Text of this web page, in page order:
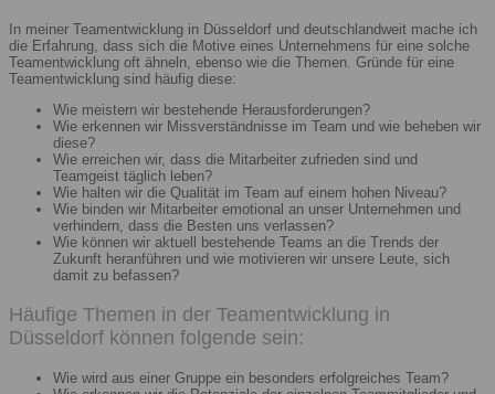
In meiner Teamentwicklung in Düsseldorf und deutschlandweit mache ich
die Erfahrung, dass sich die Motive eines Unternehmens für eine solche
Teamentwicklung oft ähneln, ebenso wie die Themen. Gründe für eine
Teamentwicklung sind häufig diese:
Wie meistern wir bestehende Herausforderungen?
Wie erkennen wir Missverständnisse im Team und wie beheben wir
diese?
Wie erreichen wir, dass die Mitarbeiter zufrieden sind und
Teamgeist täglich leben?
Wie halten wir die Qualität im Team auf einem hohen Niveau?
Wie binden wir Mitarbeiter emotional an unser Unternehmen und
verhindern, dass die Besten uns verlassen?
Wie können wir aktuell bestehende Teams an die Trends der
Zukunft heranführen und wie motivieren wir unsere Leute, sich
damit zu befassen?
Häufige Themen in der Teamentwicklung in
Düsseldorf können folgende sein:
Wie wird aus einer Gruppe ein besonders erfolgreiches Team?